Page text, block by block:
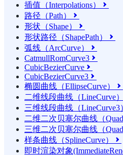
插值（Interpolations） 
路径（Path） 
形状（Shape） 
形状路径（ShapePath） 
弧线（ArcCurve） 
CatmullRomCurve3 
CubicBezierCurve 
CubicBezierCurve3 
椭圆曲线（EllipseCurve） 
二维线段曲线（LineCurve）
三维线段曲线（LineCurve3
二维二次贝塞尔曲线（
三维二次贝塞尔曲线（
样条曲线（SplineCurve） 
即时渲染对象